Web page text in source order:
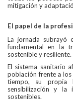
mitigación y
El papel de la
La jornada subrayó
fundamental en la
sostenible y resiliente.
El sistema sanitario
población frente a
tiempo, su propia
sensibilización y la
sostenibles.